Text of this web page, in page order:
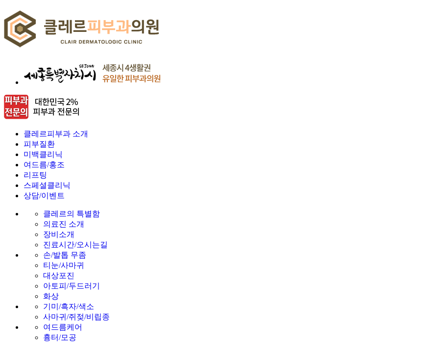
클레르피부과 소개
피부질환
미백클리닉
여드름/홍조
리프팅
스페셜클리닉
상담/이벤트
클레르의 특별함
의료진 소개
장비소개
진료시간/오시는길
손/발톱 무좀
티눈/사마귀
대상포진
아토피/두드러기
화상
기미/흑자/색소
사마귀/쥐젖/비립종
여드름케어
흉터/모공